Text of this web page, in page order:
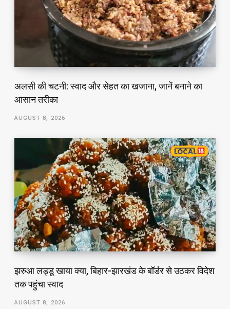
अलसी की चटनी: स्वाद और सेहत का खजाना, जानें बनाने का
आसान तरीका
AUGUST 8, 2026
झरुआ लड्डू खाया क्या, बिहार-झारखंड के बॉर्डर से उठकर विदेश
तक पहुंचा स्वाद
AUGUST 8, 2026